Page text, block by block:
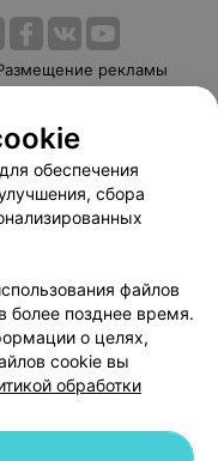
рекламы
Способы оплаты
103.by
данных
обеспечения
сбора
файлов
более позднее время.
о целях,
cookie вы
обработки